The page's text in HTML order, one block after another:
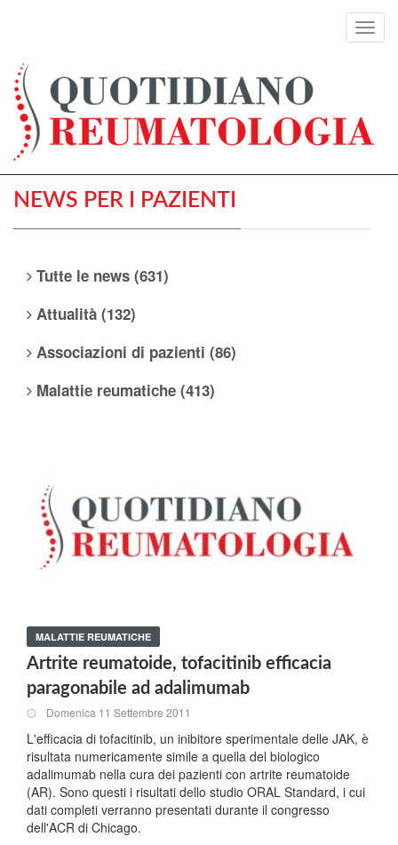
NEWS PER I PAZIENTI
Tutte le news (631)
Attualità (132)
Associazioni di pazienti (86)
Malattie reumatiche (413)
MALATTIE REUMATICHE
Artrite reumatoide, tofacitinib efficacia
paragonabile ad adalimumab
Domenica 11 Settembre 2011
L'efficacia di tofacitinib, un inibitore sperimentale delle JAK, è
risultata numericamente simile a quella del biologico
adalimumab nella cura dei pazienti con artrite reumatoide
(AR). Sono questi i risultati dello studio ORAL Standard, i cui
dati completi verranno presentati durante il congresso
dell'ACR di Chicago.